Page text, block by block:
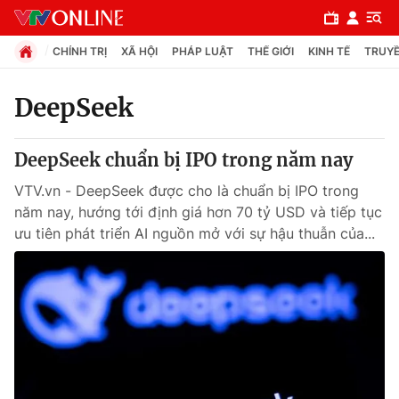
Chuyên mục
Xã hội
Pháp luật
Y tế
CHÍNH TRỊ XÃ HỘI PHÁP LUẬT THẾ GIỚI KINH TẾ
DeepSeek
DeepSeek chuẩn bị IPO trong năm nay
VTV.vn - DeepSeek được cho là chuẩn bị IPO trong
năm nay, hướng tới định giá hơn 70 tỷ USD và tiếp tục
ưu tiên phát triển AI nguồn mở với sự hậu thuẫn của...